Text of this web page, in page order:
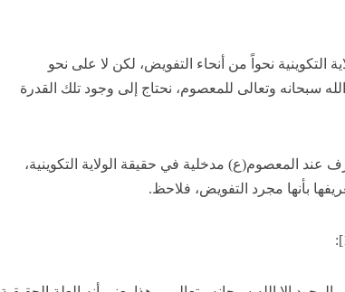
التكوينية نحواً من أنحاء التفويض، لكن لا على نحو
سبحانه وتعالى للمعصوم، نحتاج إلى وجود تلك القدرة
عند المعصوم(ع) مدخلية في حقيقة الولاية التكوينية،
بأنها مجرد التفويض، فلاحظ.